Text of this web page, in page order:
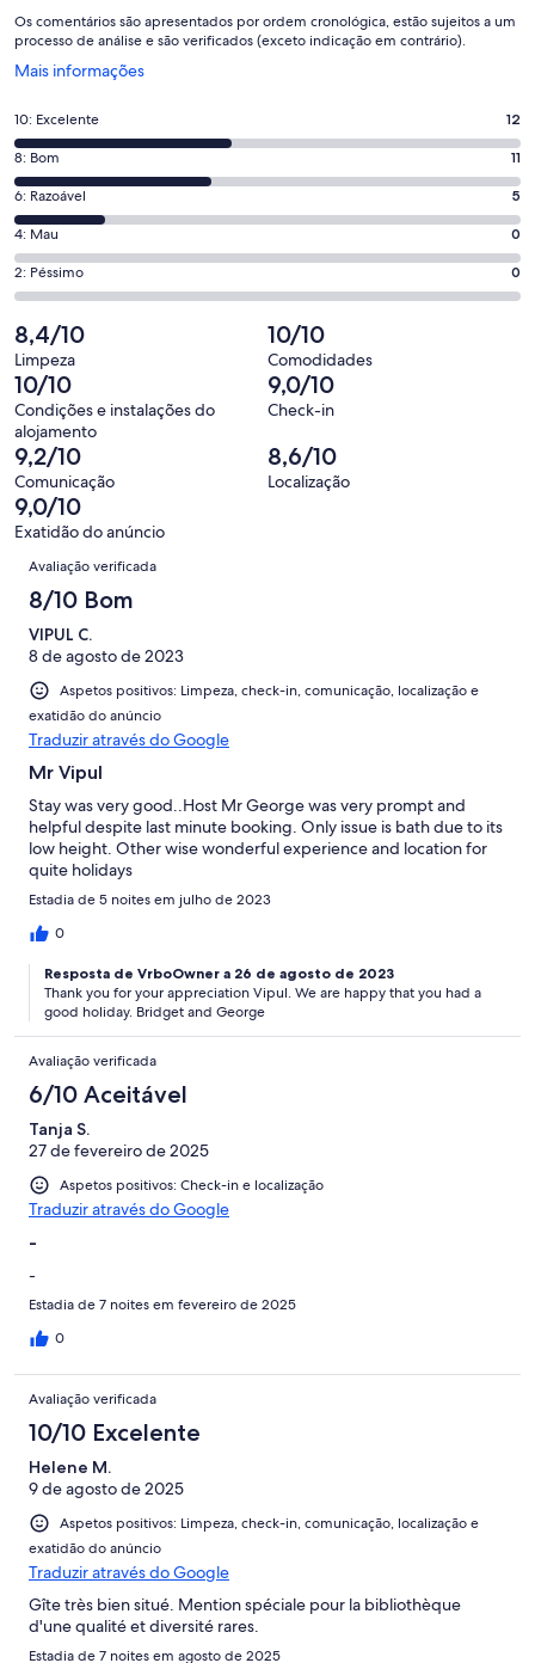
Os comentários são apresentados por ordem cronológica, estão sujeitos a um
processo de análise e são verificados (exceto indicação em contrário).
Mais informações
Abre
nova
janela
Pontuação
de
10,
o
que
significa
“Excelente”.
12
de
28
avaliações.
10: Excelente 12
Pontuação
de
8,
o
que
significa
11
de
28
avaliações.
8: Bom 11
Pontuação
de
6,
o
que
significa
“Razoável”.
5
de
28
avaliações.
6: Razoável 5
Pontuação
de
4,
que
significa
“Mau”.
0
de
28
avaliações.
4: Mau 0
Pontuação
de
2,
o
que
significa
“Péssimo”.
0
de
28
avaliações.
2: Péssimo 0
8,4/10
Limpeza
10/10
Comodidades
10/10
Condições e instalações do
alojamento
9,0/10
Check-in
9,2/10
Comunicação
8,6/10
Localização
9,0/10
Exatidão do anúncio
Avaliações
Avaliação verificada
8/10 Bom
VIPUL C.
8 de agosto de 2023
Aspetos positivos: Limpeza, check-in, comunicação, localização e
exatidão do anúncio
Traduzir através do Google
Mr Vipul
Stay was very good..Host Mr George was very prompt and
helpful despite last minute booking. Only issue is bath due to its
low height. Other wise wonderful experience and location for
quite holidays
Estadia de 5 noites em julho de 2023
0
Resposta de VrboOwner a 26 de agosto de 2023
Thank you for your appreciation Vipul. We are happy that you had a
good holiday. Bridget and George
Avaliação verificada
6/10 Aceitável
Tanja S.
27 de fevereiro de 2025
Aspetos positivos: Check-in e localização
Traduzir através do Google
-
-
Estadia de 7 noites em fevereiro de 2025
0
Avaliação verificada
10/10 Excelente
Helene M.
9 de agosto de 2025
Aspetos positivos: Limpeza, check-in, comunicação, localização e
exatidão do anúncio
Traduzir através do Google
Gîte très bien situé. Mention spéciale pour la bibliothèque
d'une qualité et diversité rares.
Estadia de 7 noites em agosto de 2025